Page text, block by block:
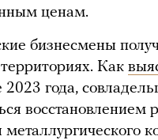
ценам.
бизнесмены
Как
года,
восстановлением